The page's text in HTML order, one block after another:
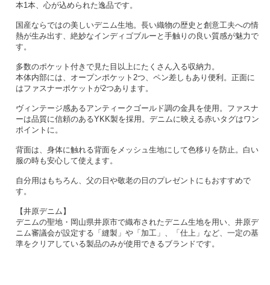
本1本、心が込められた逸品です。
国産ならではの美しいデニム生地。長い織物の歴史と創意工夫への情
熱が生み出す、絶妙なインディゴブルーと手触りの良い質感が魅力で
す。
多数のポケット付きで見た目以上にたくさん入る収納力。
本体内部には、オープンポケット2つ、ペン差しもあり便利。正面に
はファスナーポケットが2つあります。
ヴィンテージ感あるアンティークゴールド調の金具を使用。ファスナ
ーは品質に信頼のあるYKK製を採用。デニムに映える赤いタグはワン
ポイントに。
背面は、身体に触れる背面をメッシュ生地にして色移りを防止。白い
服の時も安心して使えます。
自分用はもちろん、父の日や敬老の日のプレゼントにもおすすめで
す。
【井原デニム】
デニムの聖地・岡山県井原市で織布されたデニム生地を用い、井原デ
ニム審議会が設定する「縫製」や「加工」、「仕上」など、一定の基
準をクリアしている製品のみが使用できるブランドです。